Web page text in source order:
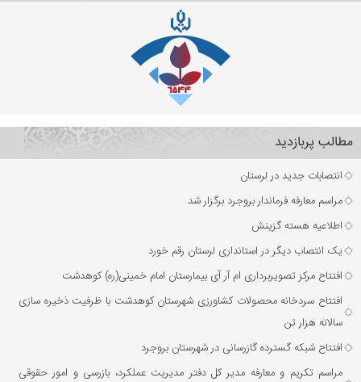
مطالب پربازدید
انتصابات جدید در لرستان
مراسم معارفه فرماندار بروجرد برگزار شد
اطلاعیه هسته گزینش
یک انتصاب دیگر در استانداری لرستان رقم خورد
افتتاح مرکز تصویربرداری ام آر آی بیمارستان امام خمینی(ره) کوهدشت
افتتاح سردخانه محصولات کشاورزی شهرستان کوهدشت با ظرفیت ذخیره‌ سازی
سالانه هزار تن
افتتاح شبکه گسترده گازرسانی در شهرستان بروجرد
مراسم تکریم و معارفه مدیر کل دفتر مدیریت عملکرد، بازرسی و امور حقوقی